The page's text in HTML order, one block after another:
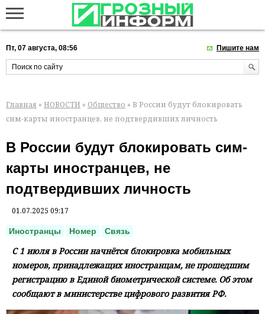
Пт, 07 августа, 08:56 Пишите нам
Главная » НОВОСТИ » Общество » В России будут блокировать
сим-карты иностранцев, не подтвердивших личность
В России будут блокировать сим-
карты иностранцев, не
подтвердивших личность
01.07.2025 09:17
Иностранцы Номер Связь
С 1 июля в России начнётся блокировка мобильных
номеров, принадлежащих иностранцам, не прошедшим
регистрацию в Единой биометрической системе. Об этом
сообщают в министерстве цифрового развития РФ.